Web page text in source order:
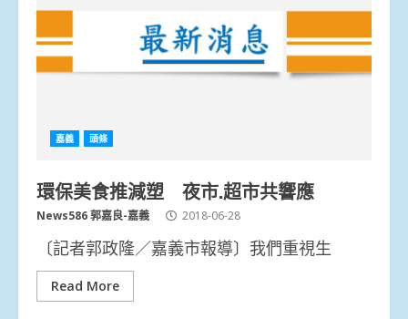
嘉義 頭條
環保美食推減塑 夜市.超市共響應
News586 郭嘉良-嘉義 2018-06-28
〔記者郭政隆／嘉義市報導〕我們重視生
Read More